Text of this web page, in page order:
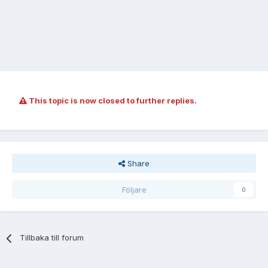
This topic is now closed to further replies.
Share
Följare 0
Tillbaka till forum